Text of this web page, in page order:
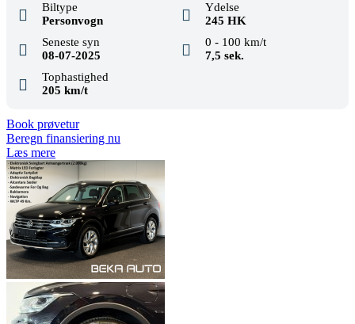
Biltype
Personvogn
Ydelse
245 HK
Seneste syn
08-07-2025
0 - 100 km/t
7,5 sek.
Tophastighed
205 km/t
Book prøvetur
Beregn finansiering nu
Læs mere